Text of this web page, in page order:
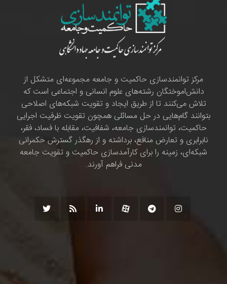
مرکز توانمندسازی حاکمیت و جامعه مجموعه‌ای متشکل از
دانش‌اموختگان رشته‌های علوم انسانی و اجتماعی است که
تلاش می‌کنند تا از طریق ایجاد و تقویت شبکه‌های اصلاحی
بتوانند گام‌هایی در حل مسائلی همچون تقویت ظرفیت اجرایی
حاکمیت، توانمندسازی جامعه، شفافیت، مقابله با فساد، فقر،
نابرابری و تعارض منافع، برداشته و از رهگذر گسترش حکمرانی
شبکه‌ای، زمینه را برای کارآمدسازی حاکمیت و تقویت جامعه
مدنی فراهم آورند.